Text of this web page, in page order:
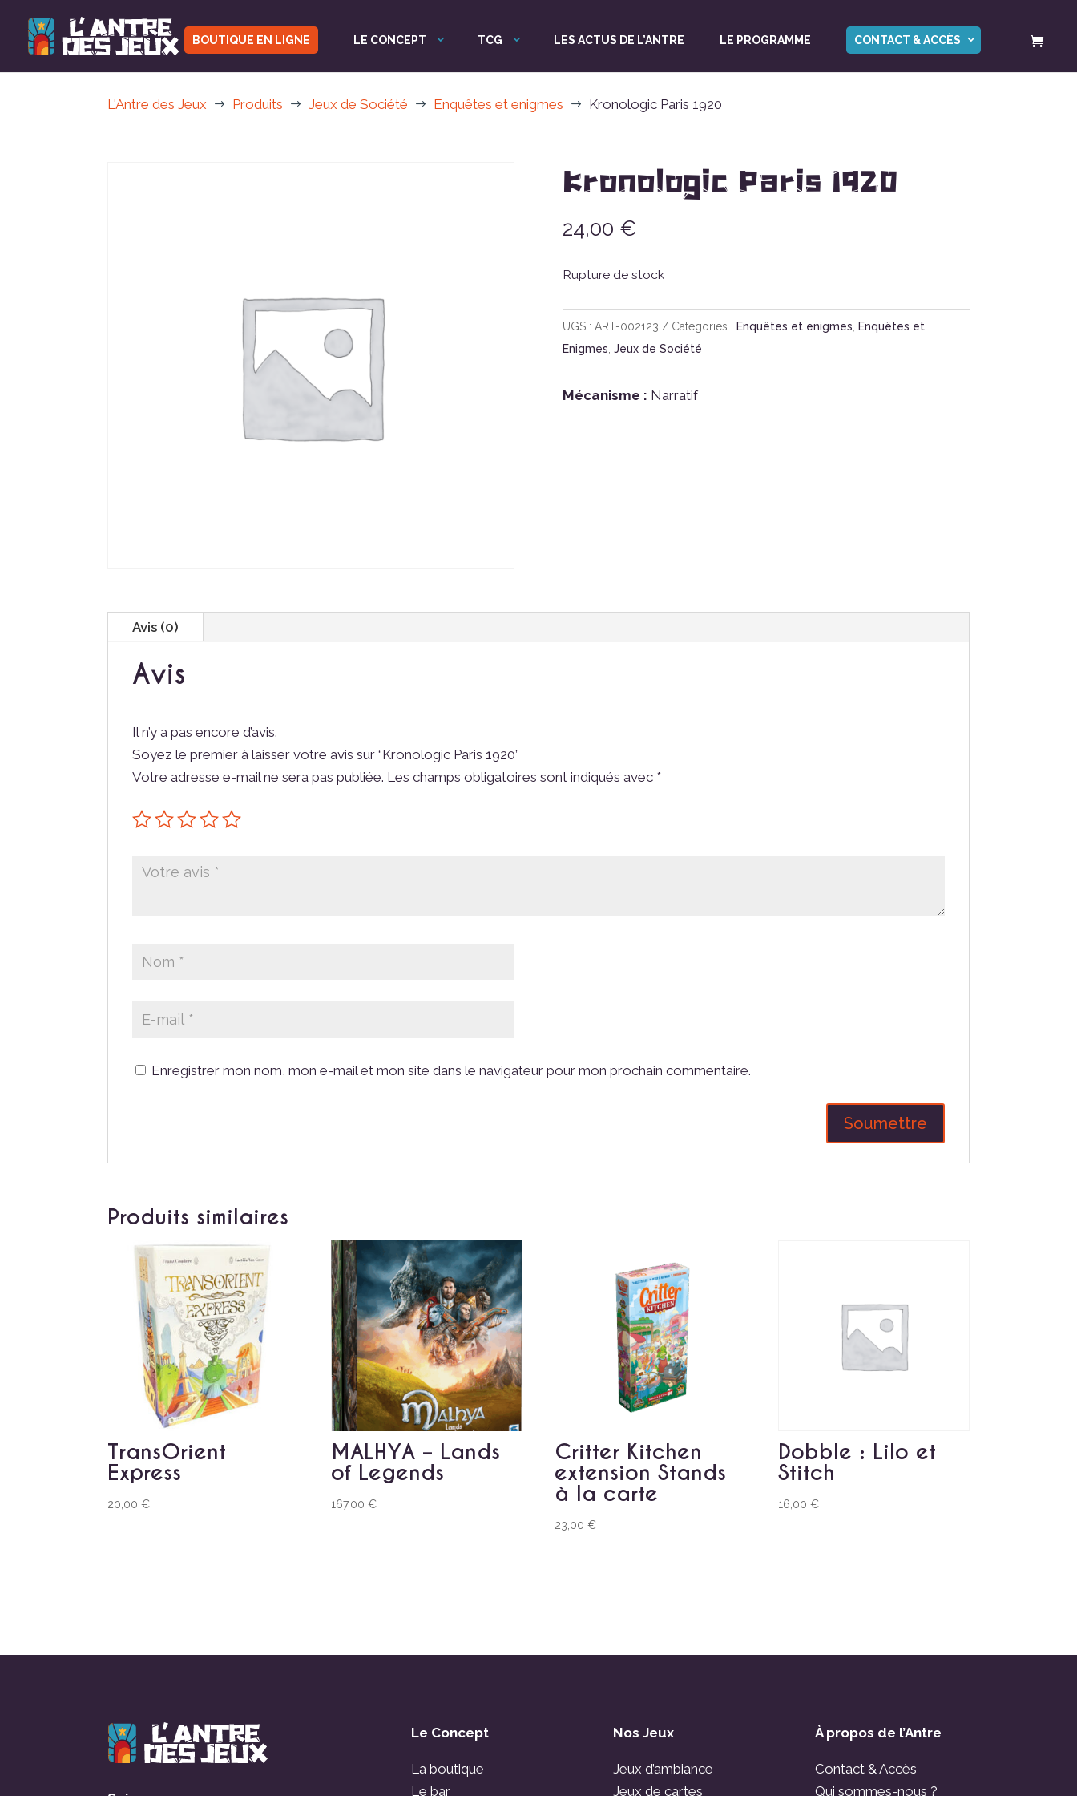
BOUTIQUE EN LIGNE LE CONCEPT TCG LES ACTUS DE L’ANTRE LE PROGRAMME CONTACT & ACCÈS
L'Antre des Jeux $ Produits $ Jeux de Société $ Enquêtes et enigmes $ Kronologic Paris 1920
Kronologic Paris 1920
24,00 €
Rupture de stock
UGS : ART-002123 Catégories : Enquêtes et enigmes, Enquêtes et
Enigmes, Jeux de Société
Mécanisme : Narratif
Avis (0)
Avis
Il n’y a pas encore d’avis.
Soyez le premier à laisser votre avis sur “Kronologic Paris 1920”
Votre adresse e-mail ne sera pas publiée. Les champs obligatoires sont indiqués avec *
Enregistrer mon nom, mon e-mail et mon site dans le navigateur pour mon prochain commentaire.
Produits similaires
TransOrient
Express
20,00€
MALHYA – Lands
of Legends
167,00€
Critter Kitchen
extension Stands
à la carte
23,00€
Dobble : Lilo et
Stitch
16,00€
Le Concept
La boutique
Le bar
Nos Jeux
Jeux d’ambiance
Jeux de cartes
À propos de l’Antre
Contact & Accès
Qui sommes-nous ?